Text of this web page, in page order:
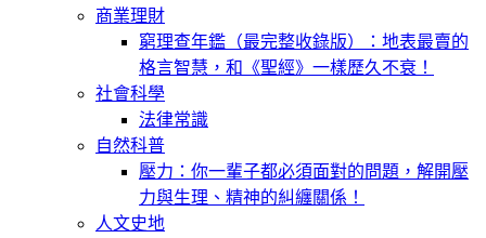
商業理財
窮理查年鑑（最完整收錄版）：地表最賣的
格言智慧，和《聖經》一樣歷久不衰！
社會科學
法律常識
自然科普
壓力：你一輩子都必須面對的問題，解開壓
力與生理、精神的糾纏關係！
人文史地